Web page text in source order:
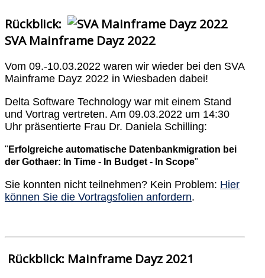
Rückblick:
SVA Mainframe Dayz 2022
Vom 09.-10.03.2022 waren wir wieder bei den SVA
Mainframe Dayz 2022 in Wiesbaden dabei!
Delta Software Technology war mit einem Stand
und Vortrag vertreten. Am 09.03.2022 um 14:30
Uhr präsentierte Frau Dr. Daniela Schilling:
" Erfolgreiche automatische Datenbankmigration bei
der Gothaer: In Time - In Budget - In Scope"
Sie konnten nicht teilnehmen? Kein Problem: Hier
können Sie die Vortragsfolien anfordern.
Rückblick: Mainframe Dayz 2021